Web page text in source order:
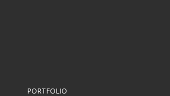
PORTFOLIO